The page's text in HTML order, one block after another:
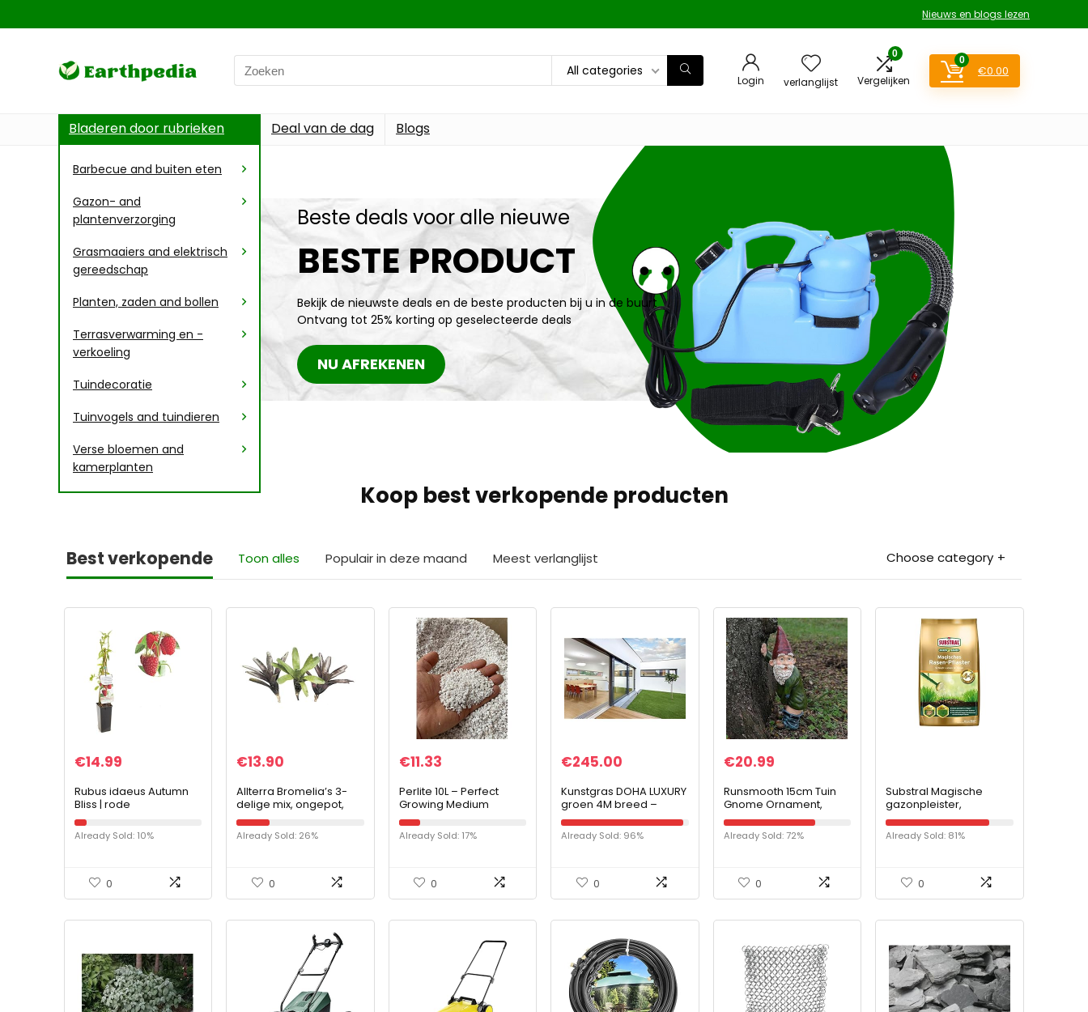
Nieuws en blogs lezen
All categories
Login verlanglijst
0
Vergelijken
0
€0.00
Bladeren door rubrieken
Barbecue and buiten eten
Gazon- and
plantenverzorging
Grasmaaiers and elektrisch
gereedschap
Planten, zaden and bollen
Terrasverwarming en -
verkoeling
Tuindecoratie
Tuinvogels and tuindieren
Verse bloemen and
kamerplanten
Deal van de dag Blogs
Beste deals voor alle nieuwe
BESTE PRODUCT
Bekijk de nieuwste deals en de beste producten bij u in de buurt
Ontvang tot 25% korting op geselecteerde deals
NU AFREKENEN
Koop best verkopende producten
Best verkopende Toon alles Populair in deze maand Meest verlanglijst Choose category
€14.99
Rubus idaeus Autumn
Bliss | rode
herfstframboos | Ø 11 cm
Already Sold: 10%
0
€13.90
Allterra Bromelia’s 3-
delige mix, ongepot,
bromelia’s
Already Sold: 26%
0
€11.33
Perlite 10L – Perfect
Growing Medium
Already Sold: 17%
0
€245.00
Kunstgras DOHA LUXURY
groen 4M breed –
25mm hoog – lengte te
kiezen (4M x 5M)
Already Sold: 96%
0
€20.99
Runsmooth 15cm Tuin
Gnome Ornament,
Grappige Plassende
Kabouter Ondeugende
Tuin Gnome voor
Already Sold: 72%
0
Substral Magische
gazonpleister,
grasreparatie, mengsel
van graszaden,
premium kiemsubstraat
Already Sold: 81%
0